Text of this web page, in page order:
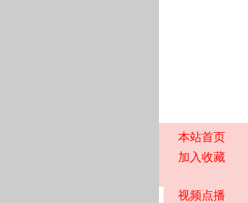
本站首页
加入收藏
视频点播